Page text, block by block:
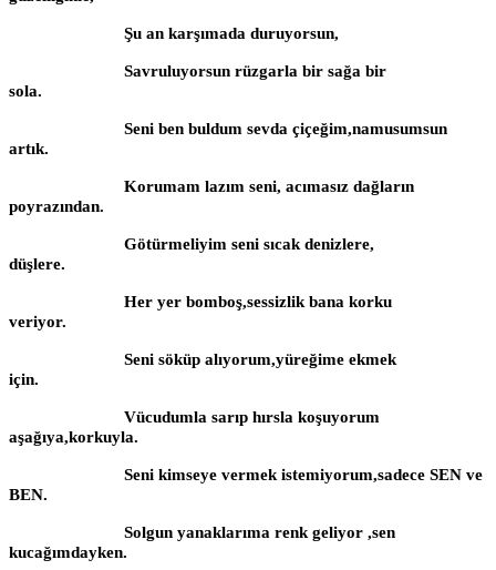
Şu an karşımada duruyorsun,
Savruluyorsun rüzgarla bir sağa bir
sola.
Seni ben buldum sevda çiçeğim,namusumsun
artık.
Korumam lazım seni, acımasız dağların
poyrazından.
Götürmeliyim seni sıcak denizlere,
düşlere.
Her yer bomboş,sessizlik bana korku
veriyor.
Seni söküp alıyorum,yüreğime ekmek
için.
Vücudumla sarıp hırsla koşuyorum
aşağıya,korkuyla.
Seni kimseye vermek istemiyorum,sadece SEN ve
BEN.
Solgun yanaklarıma renk geliyor ,sen
kucağımdayken.